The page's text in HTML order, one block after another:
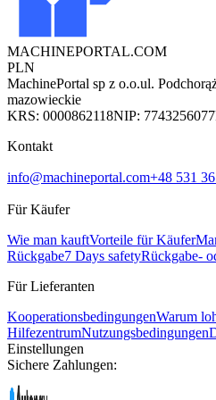
MACHINEPORTAL.COM
PLN
MachinePortal sp z o.o.ul.
mazowieckie
KRS: 0000862118NIP: 7743256077
Kontakt
info@machineportal.com+48 531
Für Käufer
Wie man kauftVorteile für Käufer
Rückgabe7 Days safetyRückgabe-
Für Lieferanten
KooperationsbedingungenWarum
HilfezentrumNutzungsbedingungen
Einstellungen
Sichere Zahlungen: